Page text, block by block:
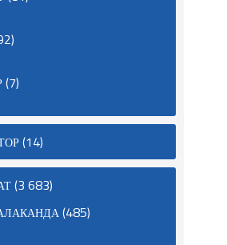
(7)
(14)
(3 683)
(485)